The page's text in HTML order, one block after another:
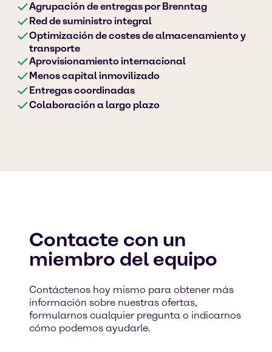
Agrupación de entregas por Brenntag
Red de suministro integral
Optimización de costes de almacenamiento y
transporte
Aprovisionamiento internacional
Menos capital inmovilizado
Entregas coordinadas
Colaboración a largo plazo
Contacte con un
miembro del equipo
Contáctenos hoy mismo para obtener más
información sobre nuestras ofertas,
formularnos cualquier pregunta o indicarnos
cómo podemos ayudarle.